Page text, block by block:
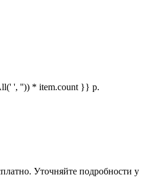
', '')) * item.count }} р.
Уточняйте подробности у